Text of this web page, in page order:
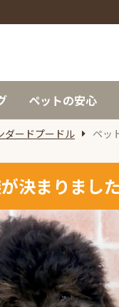
ペットの安心
ダードプードル ペッ
決まりました